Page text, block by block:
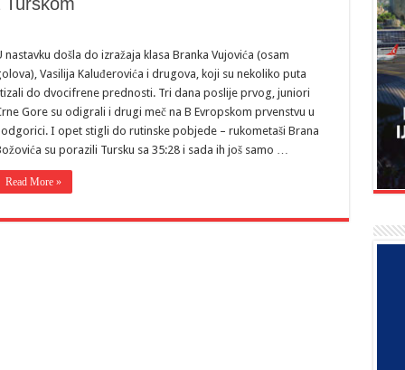
nastavku došla do izražaja klasa Branka Vujovića (osam
Vasilija Kaluđerovića i drugova, koji su nekoliko puta
do dvocifrene prednosti. Tri dana poslije prvog, juniori
Gore su odigrali i drugi meč na B Evropskom prvenstvu u
I opet stigli do rutinske pobjede – rukometaši Brana
su porazili Tursku sa 35:28 i sada ih još samo …
Read More »